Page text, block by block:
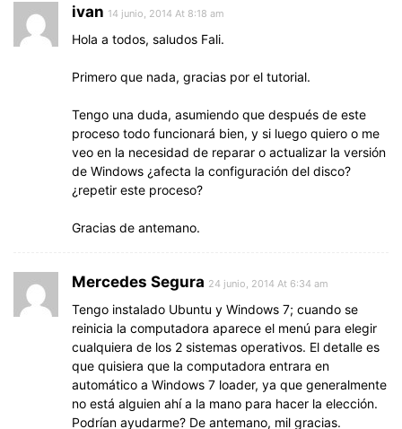
ivan 14 junio, 2014 At 8:18 am
Hola a todos, saludos Fali.
Primero que nada, gracias por el tutorial.
Tengo una duda, asumiendo que después de este
proceso todo funcionará bien, y si luego quiero o me
veo en la necesidad de reparar o actualizar la versión
de Windows ¿afecta la configuración del disco?
¿repetir este proceso?
Gracias de antemano.
Mercedes Segura 24 junio, 2014 At 6:34 am
Tengo instalado Ubuntu y Windows 7; cuando se
reinicia la computadora aparece el menú para elegir
cualquiera de los 2 sistemas operativos. El detalle es
que quisiera que la computadora entrara en
automático a Windows 7 loader, ya que generalmente
no está alguien ahí a la mano para hacer la elección.
Podrían ayudarme? De antemano, mil gracias.